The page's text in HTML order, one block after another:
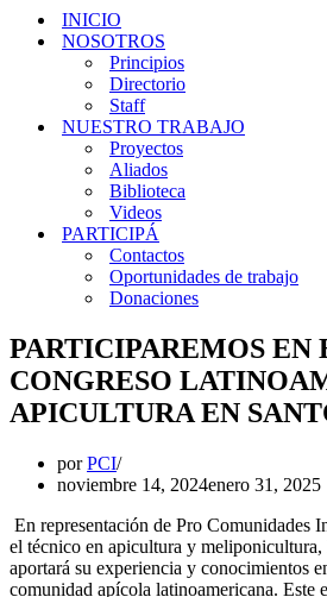
INICIO
NOSOTROS
Principios
Directorio
Staff
NUESTRO TRABAJO
Proyectos
Aliados
Biblioteca
Videos
PARTICIPÁ
Contactos
Oportunidades de trabajo
Donaciones
PARTICIPAREMOS EN
CONGRESO
APICULTURA EN
porPCI
noviembre 14, 2024enero 31, 2025
En representación de Pro Comunidades
el técnico en apicultura y
aportará su experiencia y conocimientos
comunidad apícola latinoamericana. Este